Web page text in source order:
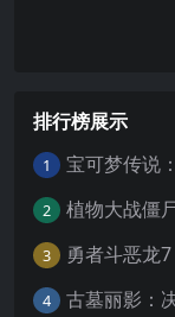
排行榜展示
1 宝可梦传说
2
3
4